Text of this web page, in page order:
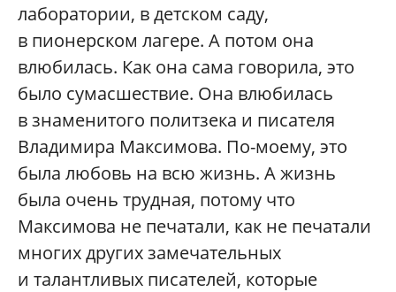
лаборатории, в детском саду,
в пионерском лагере. А потом она
влюбилась. Как она сама говорила, это
было сумасшествие. Она влюбилась
в знаменитого политзека и писателя
Владимира Максимова. По-моему, это
была любовь на всю жизнь. А жизнь
была очень трудная, потому что
Максимова не печатали, как не печатали
многих других замечательных
и талантливых писателей, которые